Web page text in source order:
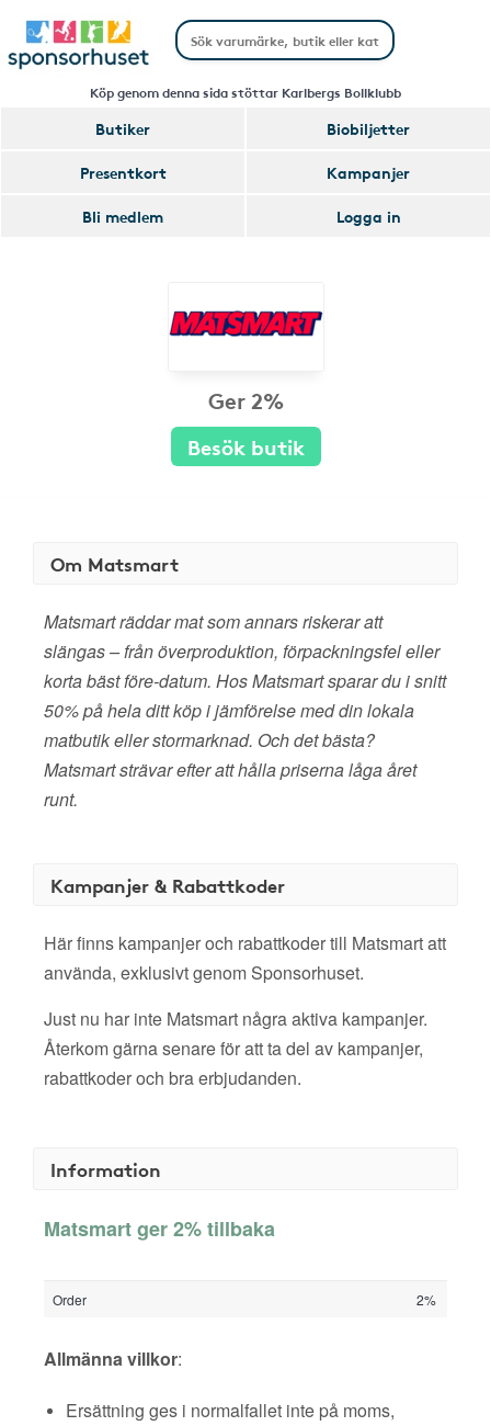
Köp genom denna sida stöttar Karlbergs Bollklubb
Butiker
Biobiljetter
Presentkort
Kampanjer
Bli medlem
Logga in
Ger 2%
Besök butik
Om Matsmart
Matsmart räddar mat som annars riskerar att
slängas – från överproduktion, förpackningsfel eller
korta bäst före-datum. Hos Matsmart sparar du i snitt
50% på hela ditt köp i jämförelse med din lokala
matbutik eller stormarknad. Och det bästa?
Matsmart strävar efter att hålla priserna låga året
runt.
Kampanjer & Rabattkoder
Här finns kampanjer och rabattkoder till Matsmart att
använda, exklusivt genom Sponsorhuset.
Just nu har inte Matsmart några aktiva kampanjer.
Återkom gärna senare för att ta del av kampanjer,
rabattkoder och bra erbjudanden.
Information
Matsmart ger 2% tillbaka
Order 2%
Allmänna villkor:
Ersättning ges i normalfallet inte på moms,